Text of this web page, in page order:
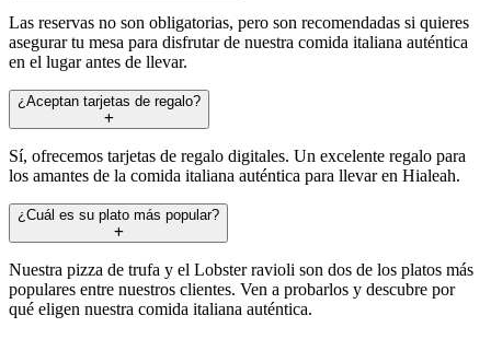
Las reservas no son obligatorias, pero son recomendadas si quieres
asegurar tu mesa para disfrutar de nuestra comida italiana auténtica
en el lugar antes de llevar.
¿Aceptan tarjetas de regalo?
Sí, ofrecemos tarjetas de regalo digitales. Un excelente regalo para
los amantes de la comida italiana auténtica para llevar en Hialeah.
¿Cuál es su plato más popular?
Nuestra pizza de trufa y el Lobster ravioli son dos de los platos más
populares entre nuestros clientes. Ven a probarlos y descubre por
qué eligen nuestra comida italiana auténtica.